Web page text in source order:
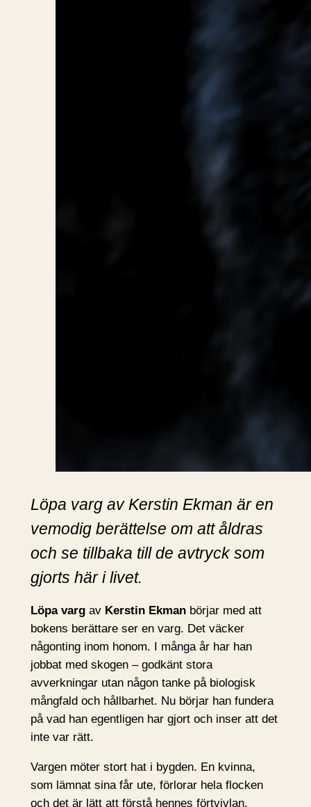
Löpa varg av Kerstin Ekman är en
vemodig berättelse om att åldras
och se tillbaka till de avtryck som
gjorts här i livet.
Löpa vargav Kerstin Ekmanbörjar med att
bokens berättare ser en varg. Det väcker
någonting inom honom. I många år har han
jobbat med skogen – godkänt stora
avverkningar utan någon tanke på biologisk
mångfald och hållbarhet. Nu börjar han fundera
på vad han egentligen har gjort och inser att det
inte var rätt.
Vargen möter stort hat i bygden. En kvinna,
som lämnat sina får ute, förlorar hela flocken
och det är lätt att förstå hennes förtvivlan.